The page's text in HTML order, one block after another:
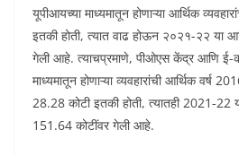
यूपीआयच्या माध्यमातून होणाऱ्या आर्थिक
इतकी होती, त्यात वाढ होऊन २०२१-२२ या
गेली आहे. त्याचप्रमाणे, पीओएस केंद्र आणि ई-
माध्यमातून होणाऱ्या व्यवहारांची आर्थिक वर्ष
28.28 कोटी इतकी होती, त्यातही 2021-22
151.64 कोटींवर गेली आहे.